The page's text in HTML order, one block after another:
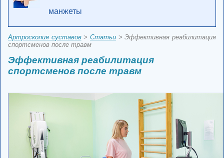
манжеты
Артроскопия суставов>Статьи > Эффективная реабилитация
спортсменов после травм
Эффективная реабилитация
спортсменов после травм